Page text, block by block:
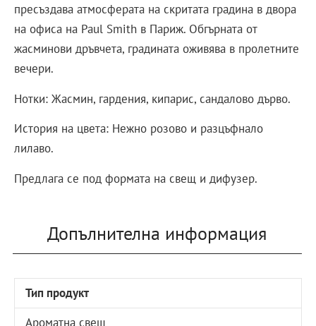
пресъздава атмосферата на скритата градина в двора
на офиса на Paul Smith в Париж. Обгърната от
жасминови дръвчета, градината оживява в пролетните
вечери.
Нотки: Жасмин, гардения, кипарис, сандалово дърво.
История на цвета: Нежно розово и разцъфнало
лилаво.
Предлага се под формата на свещ и дифузер.
Допълнителна информация
Тип продукт
Ароматна свещ